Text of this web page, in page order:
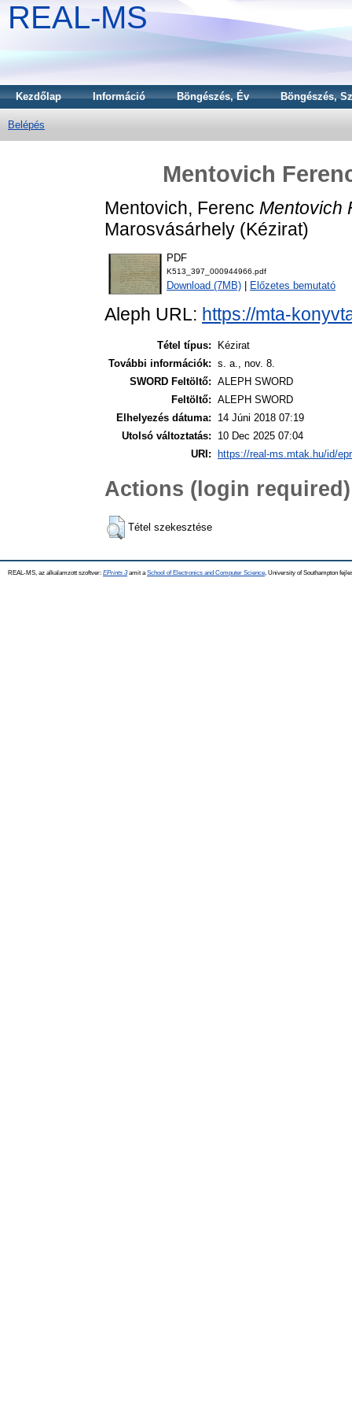
REAL-MS
Kezdőlap Információ Böngészés, Év Böngészés,
Belépés
Mentovich
Mentovich, Ferenc Mentovich
Marosvásárhely (Kézirat)
PDF
K513_397_000944966.pdf
Download (7MB) Előzetes bemutató
Aleph URL: https://mta-
Tétel típus:
Kézirat
További információk: s. a., nov. 8.
SWORD Feltöltő: ALEPH SWORD
Feltöltő: ALEPH SWORD
Elhelyezés dátuma:
14 Júni 2018 07:19
Utolsó változtatás:
10 Dec 2025 07:04
URI:
https://real-ms.mtak.hu/id/
Actions (login required)
Tétel szekesztése
REAL-MS, az alkalamzott szoftver: EPrints 3amit a School of Electronics and Computer Science , University of Southampton